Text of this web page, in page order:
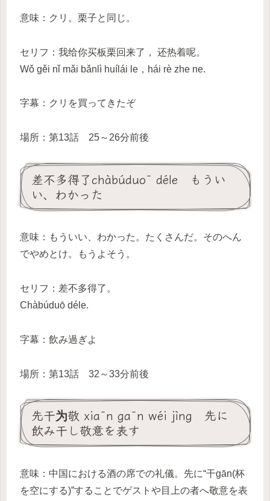
意味：クリ。栗子と同じ。
セリフ：我给你买板栗回来了， 还热着呢。
Wǒ gěi nǐ mǎi bǎnlì huílái le，hái rè zhe ne.
字幕：クリを買ってきたぞ
場所：第13話 25～26分前後
差不多得了chàbúduō déle もうい
い、わかった
意味：もういい、わかった。たくさんだ。そのへん
でやめとけ。もうよそう。
セリフ：差不多得了。
Chàbúduō déle.
字幕：飲み過ぎよ
場所：第13話 32～33分前後
先干为敬 xiān gān wéi jìng 先に
飲み干し敬意を表す
意味：中国における酒の席での礼儀。先に“干gān(杯
を空にする)”することでゲストや目上の者へ敬意を表